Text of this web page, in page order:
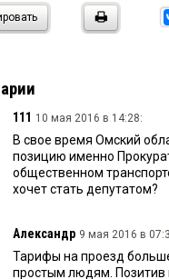
111 10 мая 2016 в 14:28:
В свое время Омский
позицию именно
общественном
хочет стать депутатом?
Александр 9 мая 2016 в
Тарифы на проезд
простым людям. Позитив